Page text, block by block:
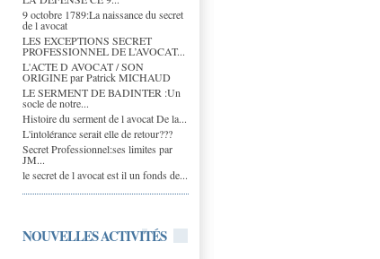
9 octobre 1789:La naissance du secret
de l avocat
LES EXCEPTIONS SECRET
PROFESSIONNEL DE L’AVOCAT...
L'ACTE D AVOCAT / SON
ORIGINE par Patrick MICHAUD
LE SERMENT DE BADINTER :Un
socle de notre...
Histoire du serment de l avocat De la...
L'intolérance serait elle de retour???
Secret Professionnel:ses limites par
JM...
le secret de l avocat est il un fonds de...
NOUVELLES ACTIVITÉS